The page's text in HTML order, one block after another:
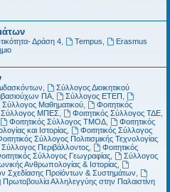
Δράση 4, Tempus
Erasmus
Σύλλογος Διοικητικού
ΠΑ, Σύλλογος ΕΤΕΠ
Σύλλογος Μαθηματικού,
Φοιτητικός
Σύλλογος ΜΠΕΣ Φοιτητικός Σύλλογος ΤΔΕ,
Φοιτητικός Σύλλογος ΤΜΟΔ,
Φοιτητικός
και Ιστορίας
Φοιτητικός Σύλλογος
Σύλλογος Πολιτισμικής Τεχνολογίας
Σύλλογος Περιβάλλοντος,
Φοιτητικός
Σύλλογος Γεωγραφίας,
Σύλλογος
Ανθρωπολογίας & Ιστορίας
Σχεδίασης Προϊόντων & Συστημάτων
Πρωτοβουλία Αλληλεγγύης στην Παλαιστίνη